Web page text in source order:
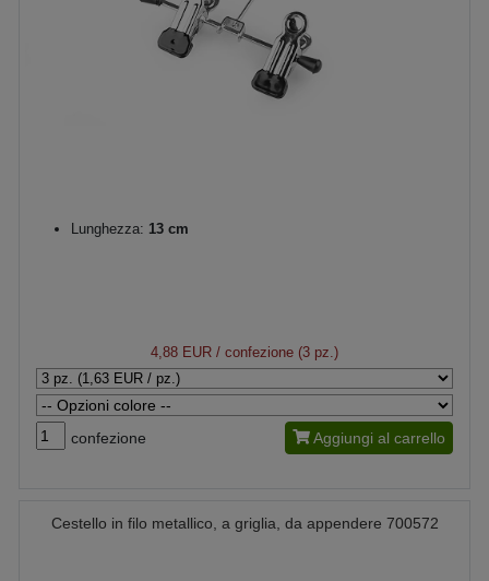
Lunghezza: 13 cm
4,88 EUR / confezione (3 pz.)
confezione Aggiungi al carrello
Cestello in filo metallico, a griglia, da appendere 700572